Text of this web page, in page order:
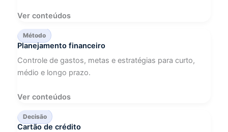
Ver conteúdos
Método
Planejamento financeiro
Controle de gastos, metas e estratégias para curto,
médio e longo prazo.
Ver conteúdos
Decisão
Cartão de crédito